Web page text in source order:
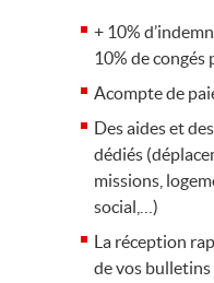
+ 10%
10% de congés
Acompte de
Des aides et
dédiés
missions,
social,…)
La réception
de vos bulletins